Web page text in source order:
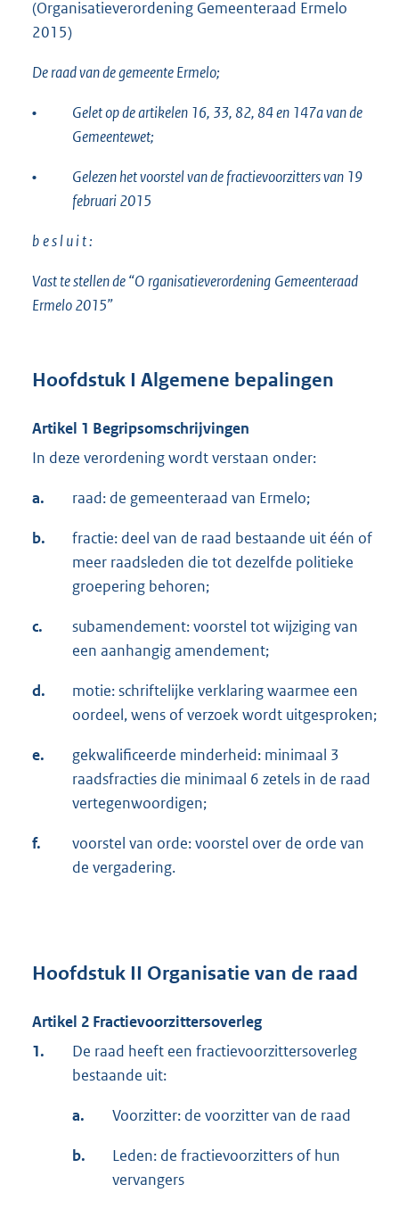
(Organisatieverordening Gemeenteraad Ermelo
2015)
De raad van de gemeente Ermelo;
•
Gelet op de artikelen 16, 33, 82, 84 en 147a van de
Gemeentewet;
• Gelezen het voorstel van de fractievoorzitters van 19
februari 2015
be s l u i t :
Vast te stellen de“O rganisatieverordening Gemeenteraad
Ermelo 2015”
Hoofdstuk I Algemene bepalingen
Artikel 1 Begripsomschrijvingen
In deze verordening wordt verstaan onder:
a. raad: de gemeenteraad van Ermelo;
b.
fractie: deel van de raad bestaande uit één of
meer raadsleden die tot dezelfde politieke
groepering behoren;
c.
subamendement: voorstel tot wijziging van
een aanhangig amendement;
d.
motie: schriftelijke verklaring waarmee een
oordeel, wens of verzoek wordt uitgesproken;
e.
gekwalificeerde minderheid: minimaal 3
raadsfracties die minimaal 6 zetels in de raad
vertegenwoordigen;
f.
voorstel van orde: voorstel over de orde van
de vergadering.
Hoofdstuk II Organisatie van de raad
Artikel 2 Fractievoorzittersoverleg
1.
De raad heeft een fractievoorzittersoverleg
bestaande uit:
a. Voorzitter: de voorzitter van de raad
b.
Leden: de fractievoorzitters of hun
vervangers